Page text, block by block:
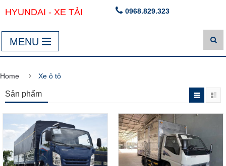
HYUNDAI - XE TẢI 0968.829.323
MENU
Home Xe ô tô
Sản phẩm